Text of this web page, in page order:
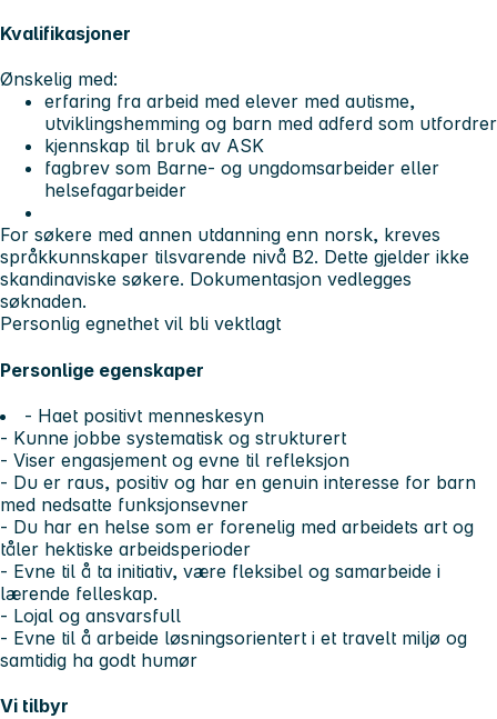
Kvalifikasjoner
Ønskelig med:
erfaring fra arbeid med elever med autisme,
utviklingshemming og barn med adferd som utfordrer
kjennskap til bruk av ASK
fagbrev som Barne- og ungdomsarbeider eller
helsefagarbeider
For søkere med annen utdanning enn norsk, kreves
språkkunnskaper tilsvarende nivå B2. Dette gjelder ikke
skandinaviske søkere. Dokumentasjon vedlegges
søknaden.
Personlig egnethet vil bli vektlagt
Personlige egenskaper
- Haet positivt menneskesyn
- Kunne jobbe systematisk og strukturert
- Viser engasjement og evne til refleksjon
- Du er raus, positiv og har en genuin interesse for barn
med nedsatte funksjonsevner
- Du har en helse som er forenelig med arbeidets art og
tåler hektiske arbeidsperioder
- Evne til å ta initiativ, være fleksibel og samarbeide i
lærende felleskap.
- Lojal og ansvarsfull
- Evne til å arbeide løsningsorientert i et travelt miljø og
samtidig ha godt humør
Vi tilbyr